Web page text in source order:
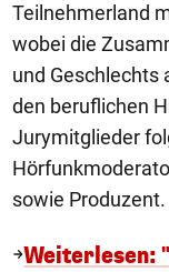
Teilnehmerland
wobei die
und Geschlechts
den beruflichen
Jurymitglieder
sowie Produzent.
Weiterlesen: